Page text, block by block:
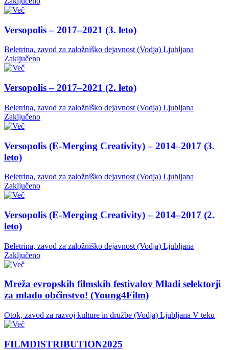
Versopolis – 2017–2021 (3. leto)
Beletrina, zavod za založniško dejavnost (Vodja) Ljubljana
Zaključeno
Versopolis – 2017–2021 (2. leto)
Beletrina, zavod za založniško dejavnost (Vodja) Ljubljana
Zaključeno
Versopolis (E-Merging Creativity) – 2014–2017 (3.
leto)
Beletrina, zavod za založniško dejavnost (Vodja) Ljubljana
Zaključeno
Versopolis (E-Merging Creativity) – 2014–2017 (2.
leto)
Beletrina, zavod za založniško dejavnost (Vodja) Ljubljana
Zaključeno
Mreža evropskih filmskih festivalov Mladi selektorji
za mlado občinstvo! (Young4Film)
Otok, zavod za razvoj kulture in družbe (Vodja) Ljubljana V teku
FILMDISTRIBUTION2025